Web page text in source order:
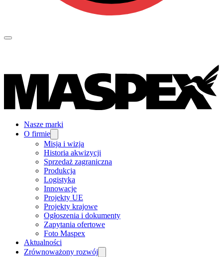
Nasze marki
O firmie
Misja i wizja
Historia akwizycji
Sprzedaż zagraniczna
Produkcja
Logistyka
Innowacje
Projekty UE
Projekty krajowe
Ogłoszenia i dokumenty
Zapytania ofertowe
Foto Maspex
Aktualności
Zrównoważony rozwój